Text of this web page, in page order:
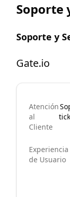
Soporte
Soporte y
Gate.io
Atención
al
Cliente
Experiencia
de Usuario